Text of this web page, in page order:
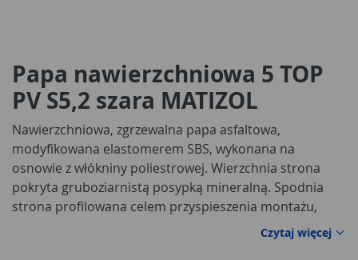
Papa nawierzchniowa 5 TOP
PV S5,2 szara MATIZOL
Nawierzchniowa, zgrzewalna papa asfaltowa,
modyfikowana elastomerem SBS, wykonana na
osnowie z włókniny poliestrowej. Wierzchnia strona
pokryta gruboziarnistą posypką mineralną. Spodnia
strona profilowana celem przyspieszenia montażu,
zabezpieczona folią z tworzywa sztucznego.
Przeznaczona do jednowarstwowego stosowania lub
Czytaj więcej